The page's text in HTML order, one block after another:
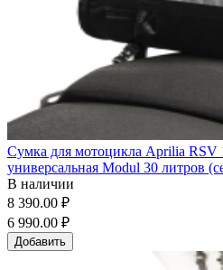
Сумка для мотоцикла Aprilia RSV
универсальная Modul 30 литров
В наличии
8 390.00 ₽
6 990.00 ₽
Добавить